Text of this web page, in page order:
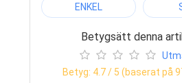
ENKEL
Betygsätt denna
Betyg: 4.7/ 5 (baserat på